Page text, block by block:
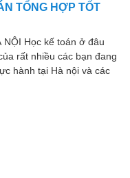
TỔNG HỢP TỐT
NỘI Học kế toán ở đâu
rất nhiều các bạn đang
hành tại Hà nội và các